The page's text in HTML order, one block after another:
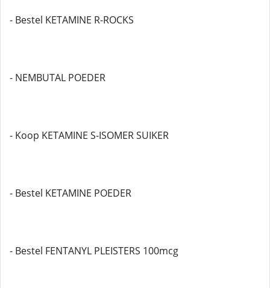
- Bestel KETAMINE R-ROCKS
- NEMBUTAL POEDER
- Koop KETAMINE S-ISOMER SUIKER
- Bestel KETAMINE POEDER
- Bestel FENTANYL PLEISTERS 100mcg